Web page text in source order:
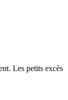
Les petits excès